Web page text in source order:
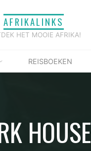
AFRIKALINKS
HET MOOIE AFRIKA!
REISBOEKEN
HOUSE